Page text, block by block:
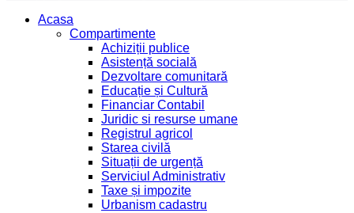
Acasa
Compartimente
Achiziții publice
Asistență socială
Dezvoltare comunitară
Educație și Cultură
Financiar Contabil
Juridic si resurse umane
Registrul agricol
Starea civilă
Situații de urgență
Serviciul Administrativ
Taxe și impozite
Urbanism cadastru